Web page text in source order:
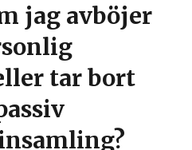
jag avböjer
tar bort